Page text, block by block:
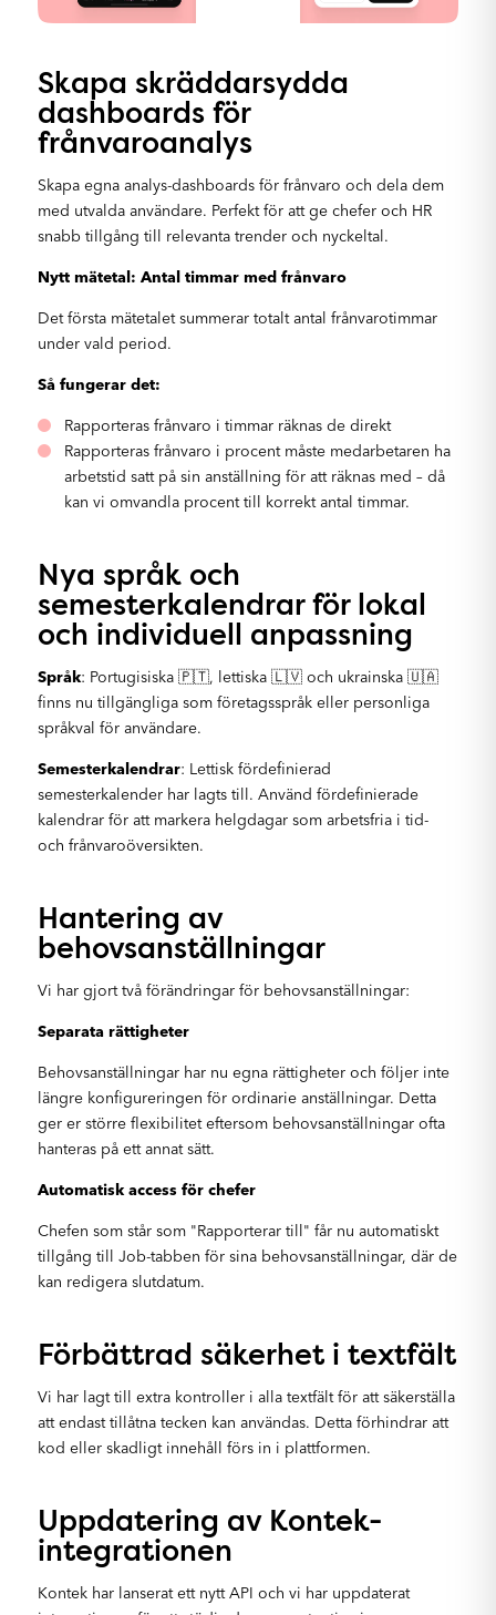
Skapa skräddarsydda
dashboards för
frånvaroanalys
Skapa egna analys-dashboards för frånvaro och dela dem
med utvalda användare. Perfekt för att ge chefer och HR
snabb tillgång till relevanta trender och nyckeltal.
Nytt mätetal: Antal timmar med frånvaro
Det första mätetalet summerar totalt antal frånvarotimmar
under vald period.
Så fungerar det:
Rapporteras frånvaro i timmar räknas de direkt
Rapporteras frånvaro i procent måste medarbetaren ha
arbetstid satt på sin anställning för att räknas med – då
kan vi omvandla procent till korrekt antal timmar.
Nya språk och
semesterkalendrar för lokal
och individuell anpassning
Språk: Portugisiska 🇵🇹, lettiska 🇱🇻 och ukrainska 🇺🇦
finns nu tillgängliga som företagsspråk eller personliga
språkval för användare.
Semesterkalendrar: Lettisk fördefinierad
semesterkalender har lagts till. Använd fördefinierade
kalendrar för att markera helgdagar som arbetsfria i tid-
och frånvaroöversikten.
Hantering av
behovsanställningar
Vi har gjort två förändringar för behovsanställningar:
Separata rättigheter
Behovsanställningar har nu egna rättigheter och följer inte
längre konfigureringen för ordinarie anställningar. Detta
ger er större flexibilitet eftersom behovsanställningar ofta
hanteras på ett annat sätt.
Automatisk access för chefer
Chefen som står som "Rapporterar till" får nu automatiskt
tillgång till Job-tabben för sina behovsanställningar, där de
kan redigera slutdatum.
Förbättrad säkerhet i textfält
Vi har lagt till extra kontroller i alla textfält för att säkerställa
att endast tillåtna tecken kan användas. Detta förhindrar att
kod eller skadligt innehåll förs in i plattformen.
Uppdatering av Kontek-
integrationen
Kontek har lanserat ett nytt API och vi har uppdaterat